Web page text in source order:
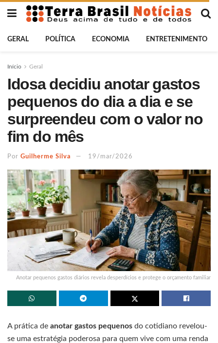
GERAL POLÍTICA ECONOMIA ENTRETENIMENTO
Início Geral
Idosa decidiu anotar gastos
pequenos do dia a dia e se
surpreendeu com o valor no
fim do mês
Por Guilherme Silva 19/mar/2026
Anotar pequenos gastos diários revela desperdícios e protege o orçamento familiar
A prática de anotar gastos pequenos do cotidiano revelou-
se uma estratégia poderosa para quem vive com uma renda